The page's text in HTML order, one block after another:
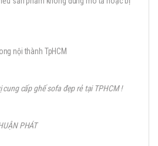
nội thành TpHCM
cấp ghế sofa đẹp rẻ tại TPHCM !
PHÁT